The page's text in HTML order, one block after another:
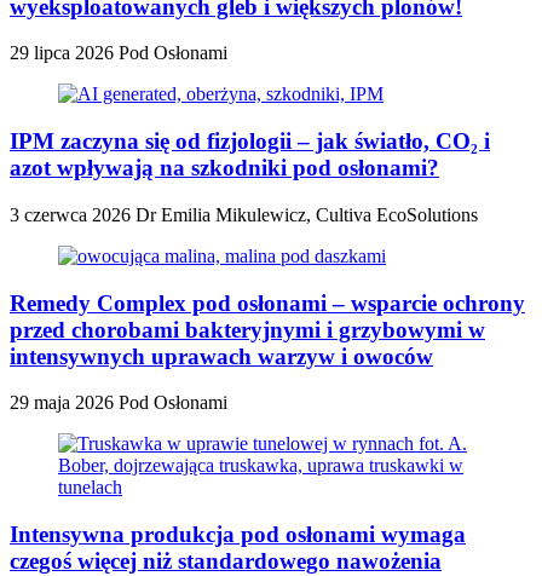
wyeksploatowanych gleb i większych plonów!
29 lipca 2026 Pod Osłonami
IPM zaczyna się od fizjologii – jak światło, CO₂ i
azot wpływają na szkodniki pod osłonami?
3 czerwca 2026 Dr Emilia Mikulewicz, Cultiva EcoSolutions
Remedy Complex pod osłonami – wsparcie ochrony
przed chorobami bakteryjnymi i grzybowymi w
intensywnych uprawach warzyw i owoców
29 maja 2026 Pod Osłonami
Intensywna produkcja pod osłonami wymaga
czegoś więcej niż standardowego nawożenia